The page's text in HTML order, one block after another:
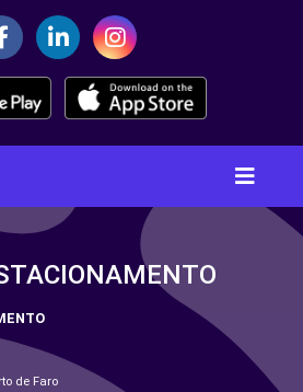
de Faro